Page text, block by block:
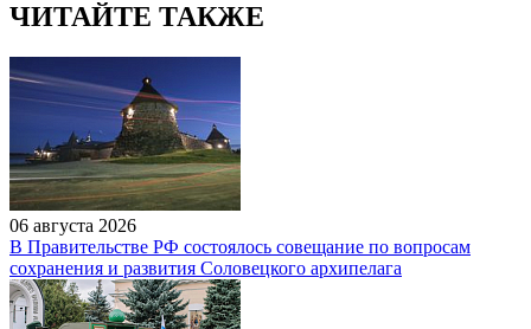
ЧИТАЙТЕ ТАКЖЕ
06 августа 2026
В Правительстве РФ состоялось совещание по вопросам
сохранения и развития Соловецкого архипелага